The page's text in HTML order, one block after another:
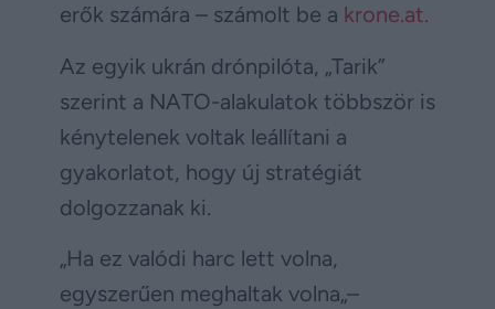
erők számára – számolt be a krone.at.
Az egyik ukrán drónpilóta, „Tarik”
szerint a NATO-alakulatok többször is
kénytelenek voltak leállítani a
gyakorlatot, hogy új stratégiát
dolgozzanak ki.
„Ha ez valódi harc lett volna,
egyszerűen meghaltak volna„–